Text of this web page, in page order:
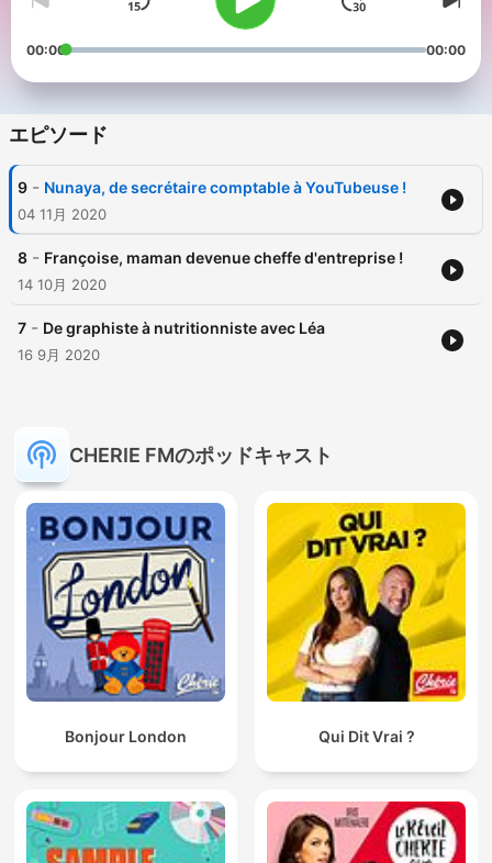
00:00 00:00
エピソード
9 - Nunaya, de secrétaire comptable à YouTubeuse !
04 11月 2020
8 - Françoise, maman devenue cheffe d'entreprise !
14 10月 2020
7 - De graphiste à nutritionniste avec Léa
16 9月 2020
CHERIE FMのポッドキャスト
Bonjour London Qui Dit Vrai ?